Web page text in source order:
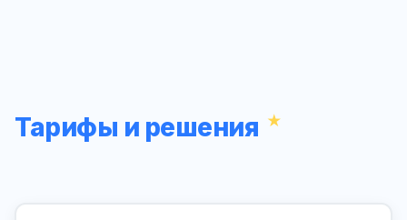
Тарифы и решения